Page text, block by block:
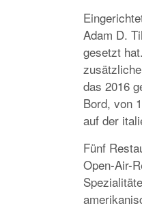
Adam D.
gesetzt
das 2016
Bord, von
auf der
Fünf
Open-Air-